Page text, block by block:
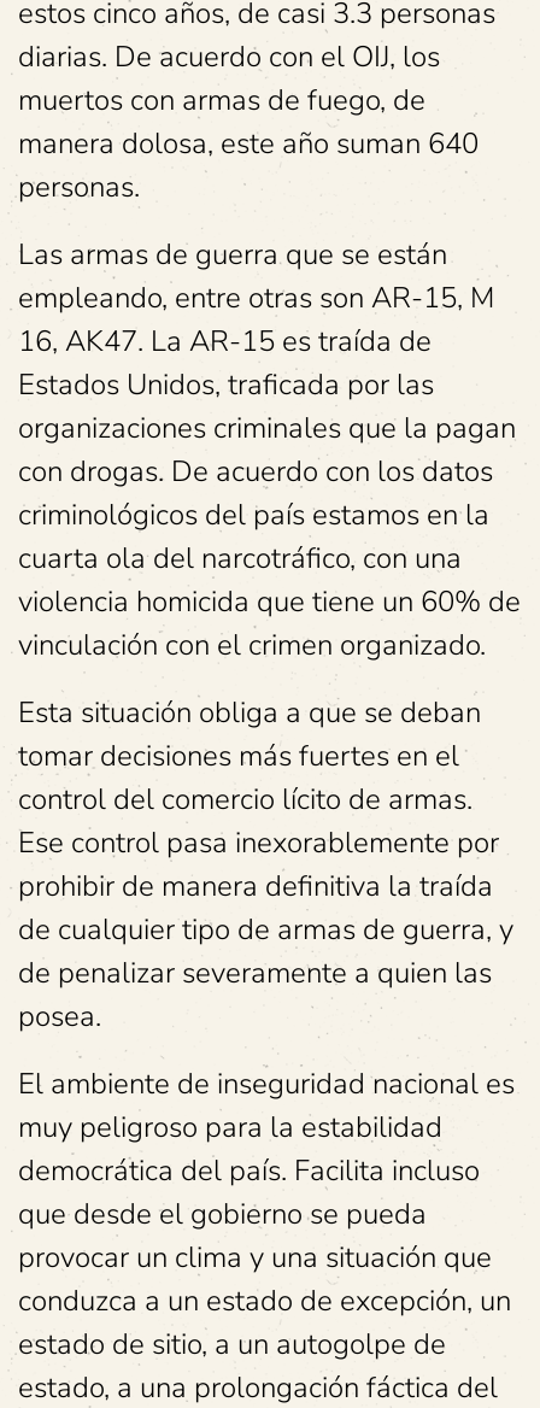
estos cinco años, de casi 3.3 personas
diarias. De acuerdo con el OIJ, los
muertos con armas de fuego, de
manera dolosa, este año suman 640
personas.
Las armas de guerra que se están
empleando, entre otras son AR-15, M
16, AK47. La AR-15 es traída de
Estados Unidos, traficada por las
organizaciones criminales que la pagan
con drogas. De acuerdo con los datos
criminológicos del país estamos en la
cuarta ola del narcotráfico, con una
violencia homicida que tiene un 60% de
vinculación con el crimen organizado.
Esta situación obliga a que se deban
tomar decisiones más fuertes en el
control del comercio lícito de armas.
Ese control pasa inexorablemente por
prohibir de manera definitiva la traída
de cualquier tipo de armas de guerra, y
de penalizar severamente a quien las
posea.
El ambiente de inseguridad nacional es
muy peligroso para la estabilidad
democrática del país. Facilita incluso
que desde el gobierno se pueda
provocar un clima y una situación que
conduzca a un estado de excepción, un
estado de sitio, a un autogolpe de
estado, a una prolongación fáctica del